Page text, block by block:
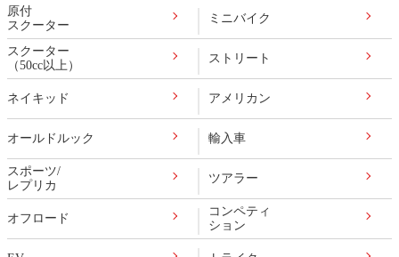
原付
スクーター
ミニバイク
スクーター
（50cc以上）
ストリート
ネイキッド アメリカン
オールドルック 輸入車
スポーツ/
レプリカ
ツアラー
オフロード
コンペティ
ション